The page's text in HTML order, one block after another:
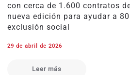
con cerca de 1.600 contratos
nueva edición para ayudar a
exclusión social
29 de abril de 2026
Leer más